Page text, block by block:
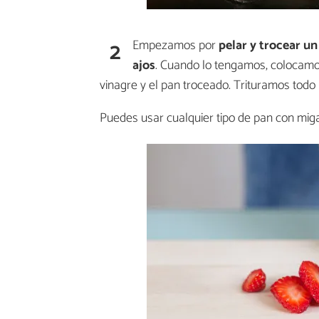
2 Empezamos porpelar y trocear
ajos. Cuando lo tengamos,
vinagre y el pan troceado. Trituramos
Puedes usar cualquier tipo de pan con